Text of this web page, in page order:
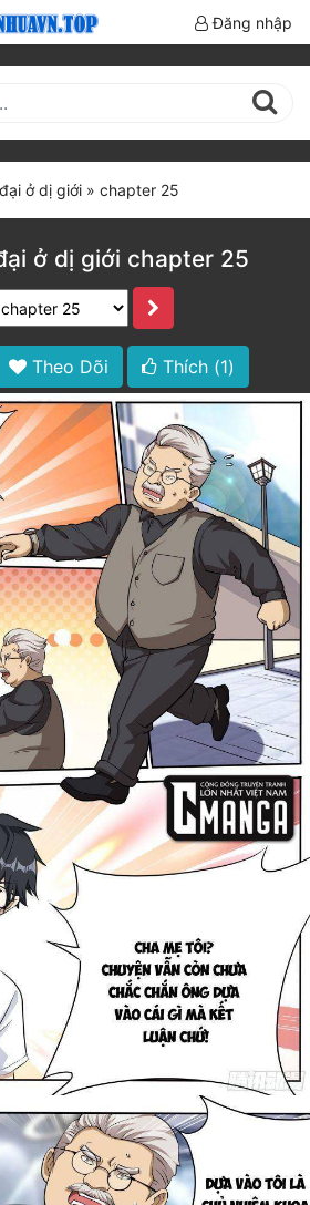
Đăng nhập
ở dị giới » chapter 25
ở dị giới chapter 25
Theo Dõi Thích (1)